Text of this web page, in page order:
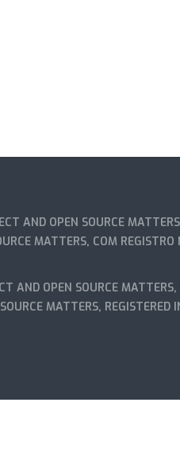
AND OPEN SOURCE
MATTERS, COM REGISTRO
AND OPEN SOURCE
MATTERS, REGISTERED